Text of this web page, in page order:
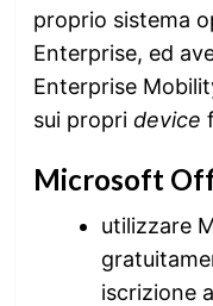
proprio sistema
Enterprise, ed
Enterprise
sui propri device
Microsoft
utilizzare
iscrizione